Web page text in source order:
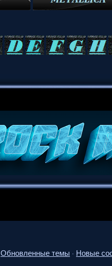
Обновленные темы · Новые